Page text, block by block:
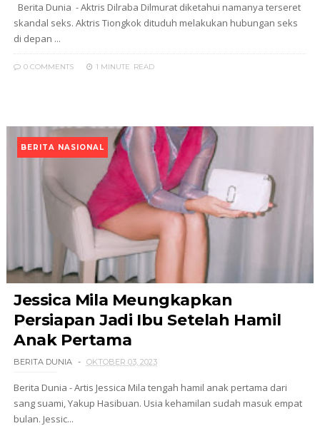
Berita Dunia - Aktris Dilraba Dilmurat diketahui namanya terseret
skandal seks. Aktris Tiongkok dituduh melakukan hubungan seks
di depan ...
0 COMMENTS 1 MINUTE READ
BERITA NASIONAL
Jessica Mila Meungkapkan
Persiapan Jadi Ibu Setelah Hamil
Anak Pertama
BERITA DUNIA OKTOBER 03, 2023
Berita Dunia - Artis Jessica Mila tengah hamil anak pertama dari
sang suami, Yakup Hasibuan. Usia kehamilan sudah masuk empat
bulan. Jessic...